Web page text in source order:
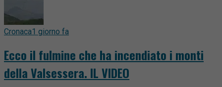
Cronaca1 giorno fa
Ecco il fulmine che ha incendiato i monti
della Valsessera. IL VIDEO